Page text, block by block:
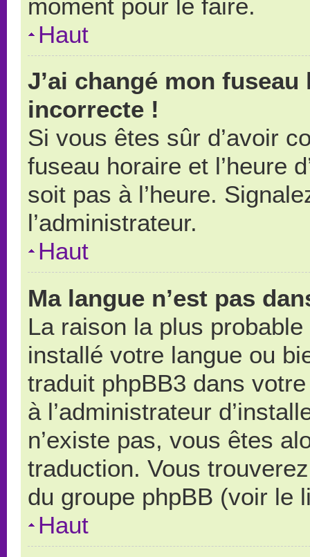
moment pour le faire.
Haut
J’ai changé mon
incorrecte !
Si vous êtes sûr d’avoir
fuseau horaire et l’heure
soit pas à l’heure.
l’administrateur.
Haut
Ma langue n’est pas
La raison la plus probable
installé votre langue ou
traduit phpBB3 dans
à l’administrateur
n’existe pas, vous êtes
traduction. Vous
du groupe phpBB (voir le
Haut